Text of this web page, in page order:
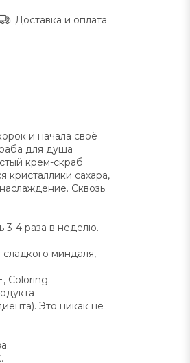
Доставка и оплата
и начала своё
для душа
крем-скраб
кристаллики сахара,
Сквозь
3-4 раза в неделю.
миндаля,
Coloring.
Это никак не